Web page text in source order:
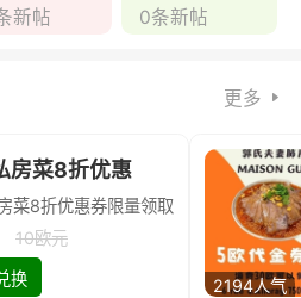
新帖 0条新帖
更多
房菜8折优惠
菜8折优惠券限量领取
10欧元
换
2194人气